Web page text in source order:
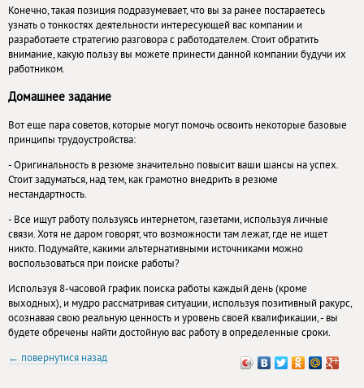
Конечно, такая позиция подразумевает, что вы за ранее постараетесь
узнать о тонкостях деятельности интересующей вас компании и
разработаете стратегию разговора с работодателем. Стоит обратить
внимание, какую пользу вы можете принести данной компании будучи их
работником.
Домашнее задание
Вот еще пара советов, которые могут помочь освоить некоторые базовые
принципы трудоустройства:
- Оригинальность в резюме значительно повысит ваши шансы на успех.
Стоит задуматься, над тем, как грамотно внедрить в резюме
нестандартность.
- Все ищут работу пользуясь интернетом, газетами, используя личные
связи. Хотя не даром говорят, что возможности там лежат, где не ищет
никто. Подумайте, какими альтернативными источниками можно
воспользоваться при поиске работы?
Используя 8-часовой график поиска работы каждый день (кроме
выходных), и мудро рассматривая ситуации, используя позитивный ракурс,
осознавая свою реальную ценность и уровень своей квалификации, - вы
будете обречены найти достойную вас работу в определенные сроки.
← повернутися назад